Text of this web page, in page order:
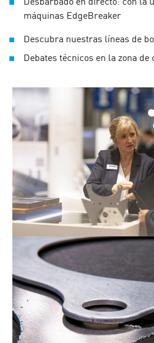
máquinas EdgeBreaker
Descubra nuestras líneas de
Debates técnicos en la zona de